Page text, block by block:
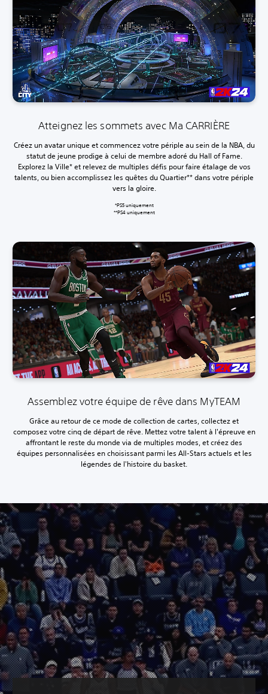
Atteignez les sommets avec Ma CARRIÈRE
Créez un avatar unique et commencez votre périple au sein de la NBA, du
statut de jeune prodige à celui de membre adoré du Hall of Fame.
Explorez la Ville* et relevez de multiples défis pour faire étalage de vos
talents, ou bien accomplissez les quêtes du Quartier** dans votre périple
vers la gloire.
‎*PS5 uniquement
**PS4 uniquement
Assemblez votre équipe de rêve dans MyTEAM
Grâce au retour de ce mode de collection de cartes, collectez et
composez votre cinq de départ de rêve. Mettez votre talent à l'épreuve en
affrontant le reste du monde via de multiples modes, et créez des
équipes personnalisées en choisissant parmi les All-Stars actuels et les
légendes de l'histoire du basket.